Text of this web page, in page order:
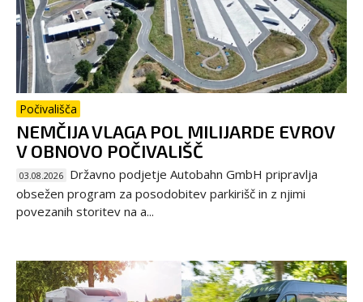
Počivališča
NEMČIJA VLAGA POL MILIJARDE EVROV
V OBNOVO POČIVALIŠČ
03.08.2026 Državno podjetje Autobahn GmbH pripravlja
obsežen program za posodobitev parkirišč in z njimi
povezanih storitev na a...